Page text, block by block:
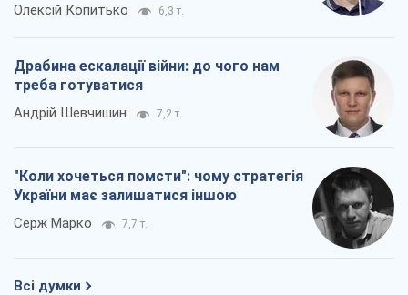
Олексій Копитько 6,3 т.
Драбина ескалації війни: до чого нам
треба готуватися
Андрій Шевчишин 7,2 т.
"Коли хочеться помсти": чому стратегія
України має залишатися іншою
Серж Марко 7,7 т.
Всі думки